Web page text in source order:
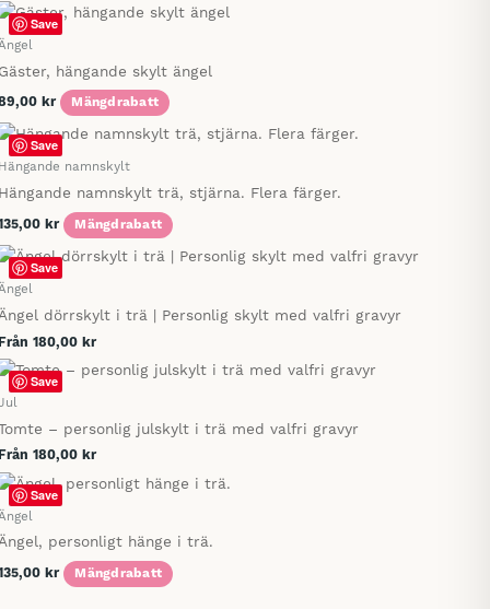
Save
hängande skylt ängel
kr Mängdrabatt
Save
namnskylt
namnskylt trä, stjärna. Flera färger.
kr Mängdrabatt
Save
dörrskylt i trä | Personlig skylt med valfri gravyr
180,00 kr
Save
– personlig julskylt i trä med valfri gravyr
180,00kr
Save
personligt hänge i trä.
kr Mängdrabatt